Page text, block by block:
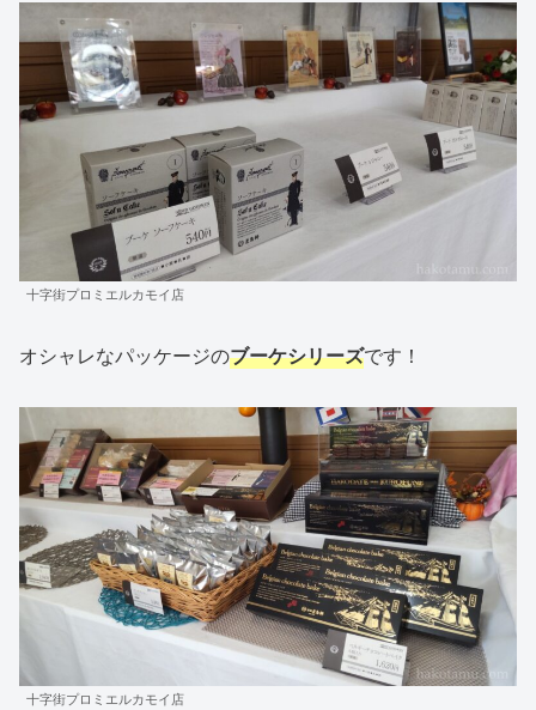
十字街プロミエルカモイ店
オシャレなパッケージのブーケシリーズです！
十字街プロミエルカモイ店